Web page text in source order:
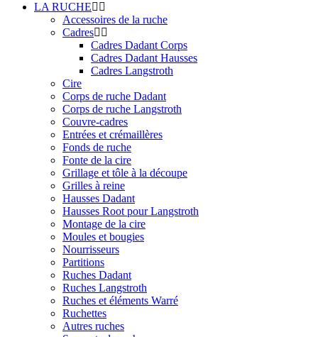
LA RUCHE
Accessoires de la ruche
Cadres
Cadres Dadant Corps
Cadres Dadant Hausses
Cadres Langstroth
Cire
Corps de ruche Dadant
Corps de ruche Langstroth
Couvre-cadres
Entrées et crémaillères
Fonds de ruche
Fonte de la cire
Grillage et tôle à la découpe
Grilles à reine
Hausses Dadant
Hausses Root pour Langstroth
Montage de la cire
Moules et bougies
Nourrisseurs
Partitions
Ruches Dadant
Ruches Langstroth
Ruches et éléments Warré
Ruchettes
Autres ruches